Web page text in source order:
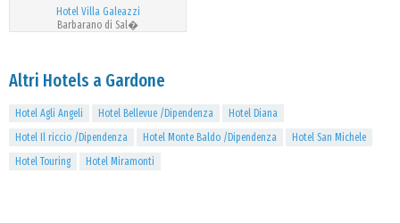
Hotel Villa Galeazzi
Barbarano di Sal�
Altri Hotels a Gardone
Hotel Agli Angeli Hotel Bellevue /Dipendenza
Hotel Diana
Hotel Il riccio /Dipendenza
Hotel Monte Baldo /Dipendenza
Hotel San Michele
Hotel Touring
Hotel Miramonti